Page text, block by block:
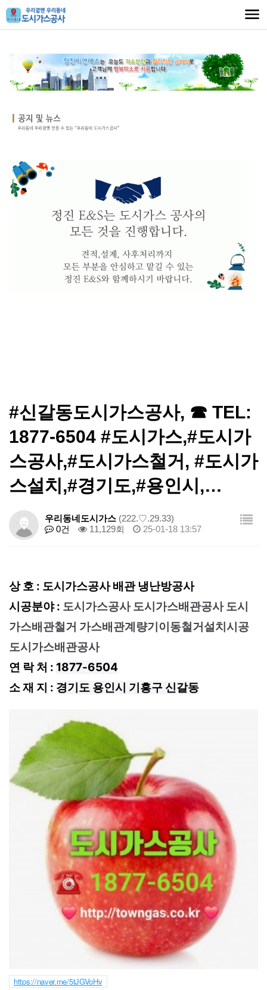
#신갈동도시가스공사, ☎ TEL:
1877-6504 #도시가스,#도시가
스공사,#도시가스철거, #도시가
스설치,#경기도,#용인시,…
우리동네도시가스 (222.♡.29.33)
0건
11,129회 25-01-18 13:57
상 호 : 도시가스공사 배관 냉난방공사
시공분야 : 도시가스공사 도시가스배관공사 도시
가스배관철거 가스배관계량기이동철거설치시공
도시가스배관공사
연 락 처 : 1877-6504
소 재 지 : 경기도 용인시 기흥구 신갈동
https://naver.me/5tJGVoHv